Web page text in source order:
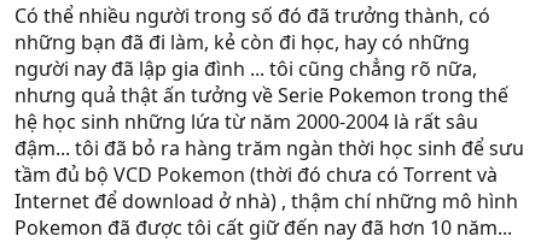
Có thể nhiều người trong số đó đã trưởng thành, có
những bạn đã đi làm, kẻ còn đi học, hay có những
người nay đã lập gia đình ... tôi cũng chẳng rõ nữa,
nhưng quả thật ấn tưởng về Serie Pokemon trong thế
hệ học sinh những lứa từ năm 2000-2004 là rất sâu
đậm... tôi đã bỏ ra hàng trăm ngàn thời học sinh để sưu
tầm đủ bộ VCD Pokemon (thời đó chưa có Torrent và
Internet để download ở nhà) , thậm chí những mô hình
Pokemon đã được tôi cất giữ đến nay đã hơn 10 năm...